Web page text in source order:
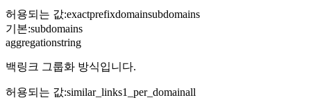
허용되는 값:exactprefixdomainsubdomains
기본:subdomains
aggregationstring
백링크 그룹화 방식입니다.
허용되는 값:similar_links1_per_domainall